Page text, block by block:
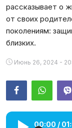
Культура
Иудаизм
Архивы
Галерея
рассказывает о
от своих
поколениям:
близких.
Июнь 26, 2024 -
00:00 /